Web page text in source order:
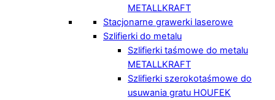
METALLKRAFT
Stacjonarne grawerki laserowe
Szlifierki do metalu
Szlifierki taśmowe do metalu
METALLKRAFT
Szlifierki szerokotaśmowe do
usuwania gratu HOUFEK